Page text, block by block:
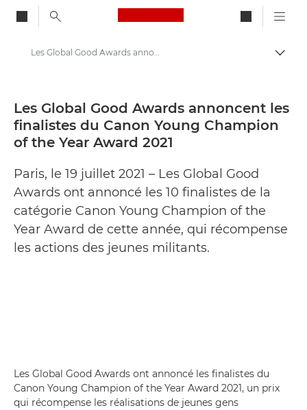
Canon Logo, back to
Presse
Communiqués de presse - Centre de presse Canon
Les Global Good Awards annoncent les finalistes du Canon Young Champion of the Year Award 2021 - Centre de presse Canon
Les Global Good Awards annoncent les
finalistes du Canon Young Champion
of the Year Award 2021
Paris, le 19 juillet 2021 – Les Global Good
Awards ont annoncé les 10 finalistes de la
catégorie Canon Young Champion of the
Year Award de cette année, qui récompense
les actions des jeunes militants.
Les Global Good Awards ont annoncé les finalistes du
Canon Young Champion of the Year Award 2021, un prix
qui récompense les réalisations de jeunes gens